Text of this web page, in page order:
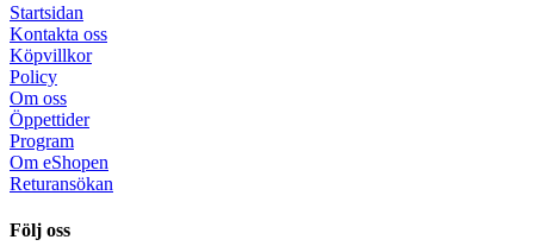
Startsidan
Kontakta oss
Köpvillkor
Policy
Om oss
Öppettider
Program
Om eShopen
Returansökan
Följ oss